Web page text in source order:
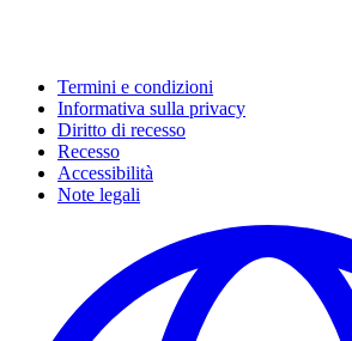
Termini e condizioni
Informativa sulla privacy
Diritto di recesso
Recesso
Accessibilità
Note legali